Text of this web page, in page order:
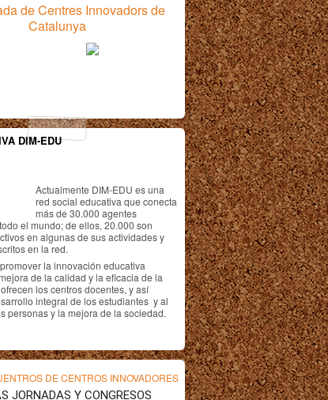
de Centres Innovadors de
Catalunya
DIM-EDU
Actualmente DIM-EDU es una
red social educativa que conecta
más de 30.000 agentes
el mundo; de ellos, 20.000 son
en algunas de sus actividades y
en la red.
la innovación educativa
de la calidad y la eficacia de la
los centros docentes, y así
integral de los estudiantes y al
personas y la mejora de la sociedad.
DE CENTROS INNOVADORES